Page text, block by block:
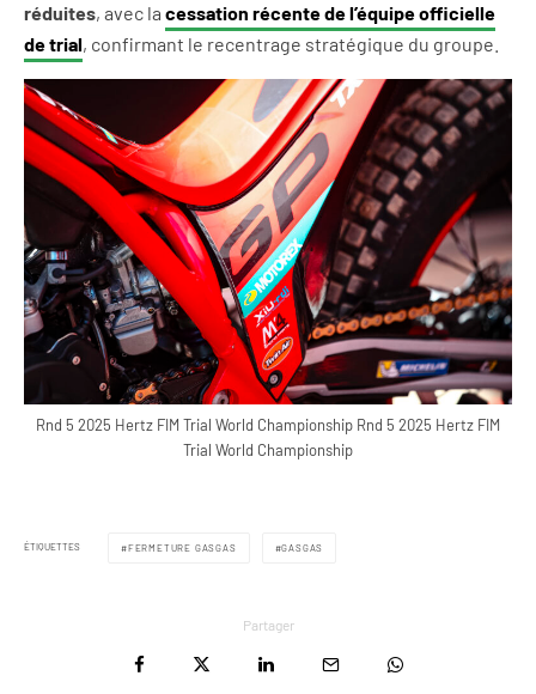
réduites, avec la cessation récente de l’équipe officielle
de trial, confirmant le recentrage stratégique du groupe.
Rnd 5 2025 Hertz FIM Trial World Championship Rnd 5 2025 Hertz FIM
Trial World Championship
ÉTIQUETTES FERMETURE GASGAS GASGAS
Partager